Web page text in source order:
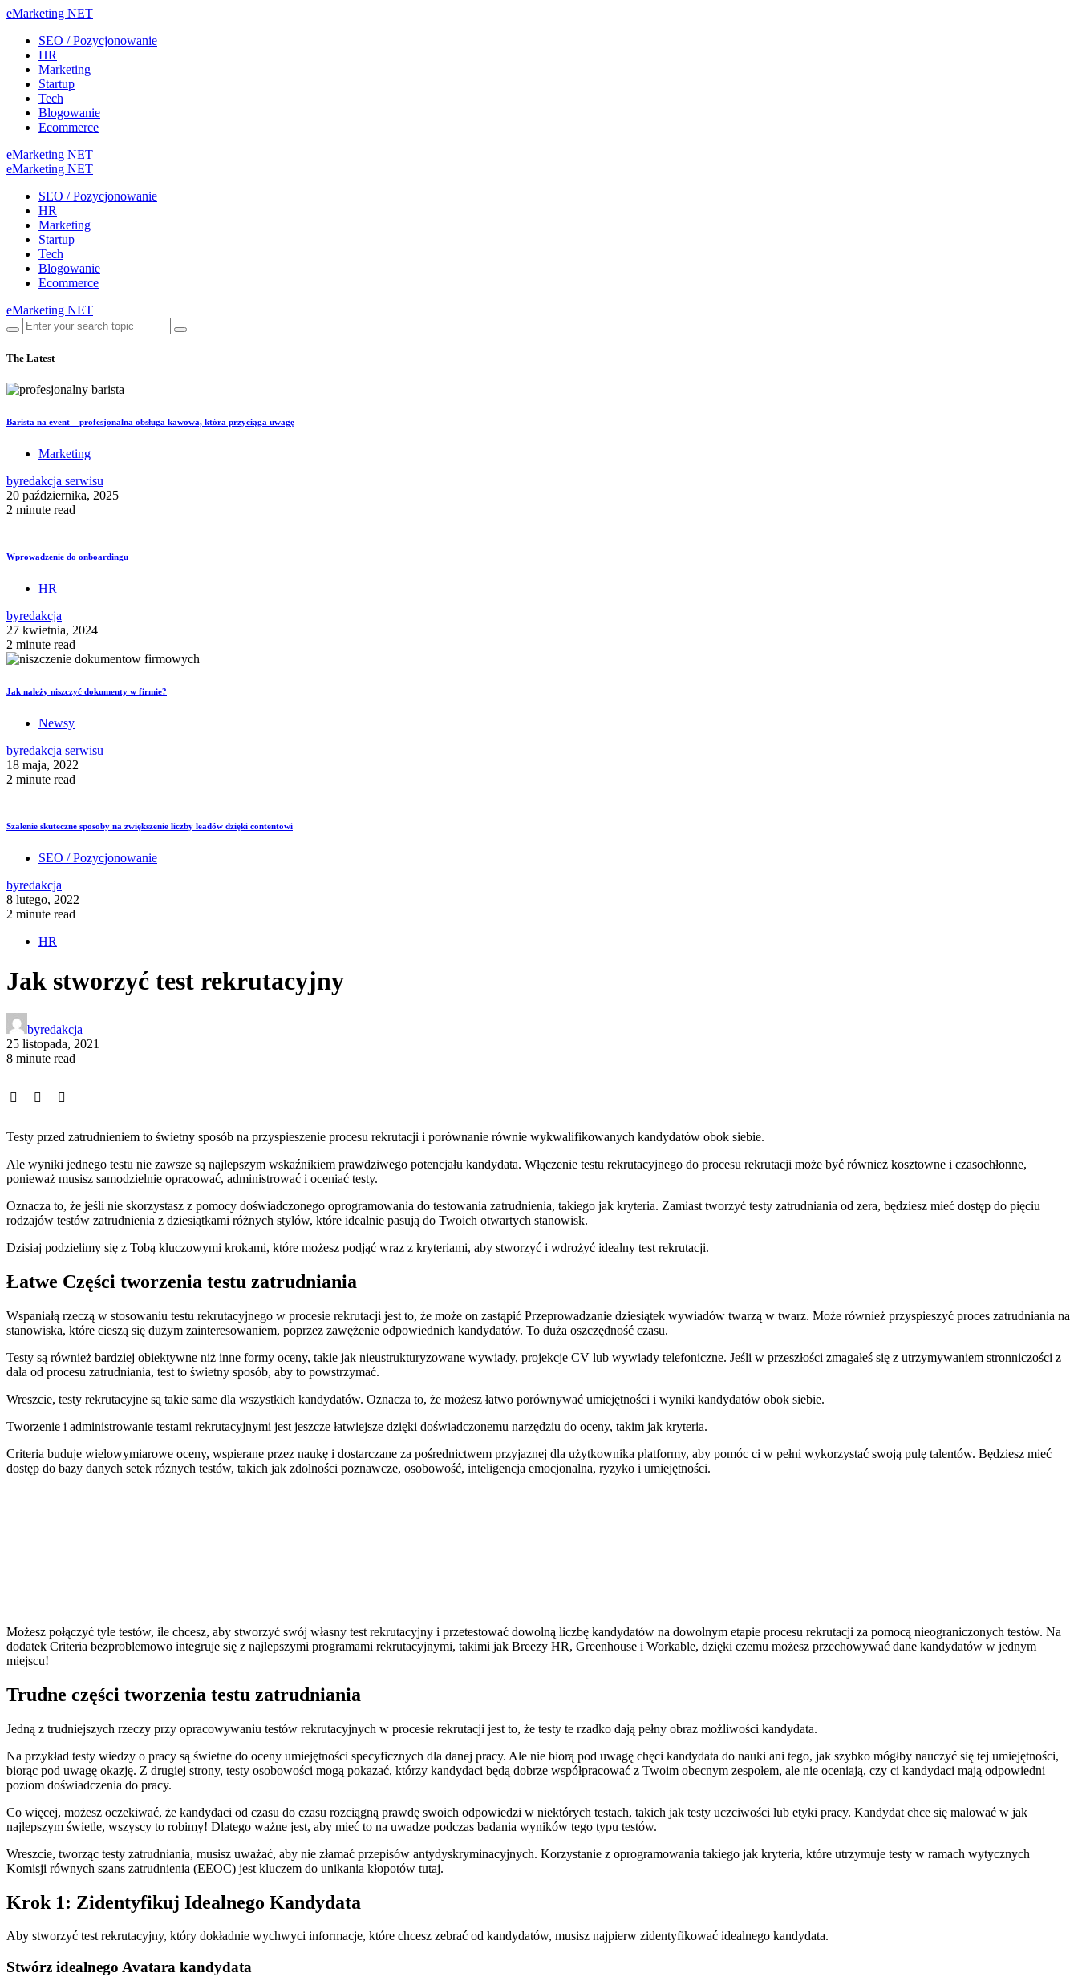
eMarketing NET
SEO / Pozycjonowanie
HR
Marketing
Startup
Tech
Blogowanie
Ecommerce
eMarketing NET
eMarketing NET
SEO / Pozycjonowanie
HR
Marketing
Startup
Tech
Blogowanie
Ecommerce
eMarketing NET
The Latest
Barista na event – profesjonalna obsługa kawowa, która przyciąga uwagę
Marketing
byredakcja serwisu
20 października, 2025
2 minute read
Wprowadzenie do onboardingu
HR
byredakcja
27 kwietnia, 2024
2 minute read
Jak należy niszczyć dokumenty w firmie?
Newsy
byredakcja serwisu
18 maja, 2022
2 minute read
Szalenie skuteczne sposoby na zwiększenie liczby leadów dzięki contentowi
SEO / Pozycjonowanie
byredakcja
8 lutego, 2022
2 minute read
HR
Jak stworzyć test rekrutacyjny
byredakcja
25 listopada, 2021
8 minute read
Testy przed zatrudnieniem to świetny sposób na przyspieszenie procesu rekrutacji i porównanie równie wykwalifikowanych kandydatów obok siebie.
Ale wyniki jednego testu nie zawsze są najlepszym wskaźnikiem prawdziwego potencjału kandydata. Włączenie testu rekrutacyjnego do procesu rekrutacji może być również kosztowne i czasochłonne,
ponieważ musisz samodzielnie opracować, administrować i oceniać testy.
Oznacza to, że jeśli nie skorzystasz z pomocy doświadczonego oprogramowania do testowania zatrudnienia, takiego jak kryteria. Zamiast tworzyć testy zatrudniania od zera, będziesz mieć dostęp do pięciu
rodzajów testów zatrudnienia z dziesiątkami różnych stylów, które idealnie pasują do Twoich otwartych stanowisk.
Dzisiaj podzielimy się z Tobą kluczowymi krokami, które możesz podjąć wraz z kryteriami, aby stworzyć i wdrożyć idealny test rekrutacji.
Łatwe Części tworzenia testu zatrudniania
Wspaniałą rzeczą w stosowaniu testu rekrutacyjnego w procesie rekrutacji jest to, że może on zastąpić Przeprowadzanie dziesiątek wywiadów twarzą w twarz. Może również przyspieszyć proces zatrudniania na
stanowiska, które cieszą się dużym zainteresowaniem, poprzez zawężenie odpowiednich kandydatów. To duża oszczędność czasu.
Testy są również bardziej obiektywne niż inne formy oceny, takie jak nieustrukturyzowane wywiady, projekcje CV lub wywiady telefoniczne. Jeśli w przeszłości zmagałeś się z utrzymywaniem stronniczości z
dala od procesu zatrudniania, test to świetny sposób, aby to powstrzymać.
Wreszcie, testy rekrutacyjne są takie same dla wszystkich kandydatów. Oznacza to, że możesz łatwo porównywać umiejętności i wyniki kandydatów obok siebie.
Tworzenie i administrowanie testami rekrutacyjnymi jest jeszcze łatwiejsze dzięki doświadczonemu narzędziu do oceny, takim jak kryteria.
Criteria buduje wielowymiarowe oceny, wspierane przez naukę i dostarczane za pośrednictwem przyjaznej dla użytkownika platformy, aby pomóc ci w pełni wykorzystać swoją pulę talentów. Będziesz mieć
dostęp do bazy danych setek różnych testów, takich jak zdolności poznawcze, osobowość, inteligencja emocjonalna, ryzyko i umiejętności.
Możesz połączyć tyle testów, ile chcesz, aby stworzyć swój własny test rekrutacyjny i przetestować dowolną liczbę kandydatów na dowolnym etapie procesu rekrutacji za pomocą nieograniczonych testów. Na
dodatek Criteria bezproblemowo integruje się z najlepszymi programami rekrutacyjnymi, takimi jak Breezy HR, Greenhouse i Workable, dzięki czemu możesz przechowywać dane kandydatów w jednym
miejscu!
Trudne części tworzenia testu zatrudniania
Jedną z trudniejszych rzeczy przy opracowywaniu testów rekrutacyjnych w procesie rekrutacji jest to, że testy te rzadko dają pełny obraz możliwości kandydata.
Na przykład testy wiedzy o pracy są świetne do oceny umiejętności specyficznych dla danej pracy. Ale nie biorą pod uwagę chęci kandydata do nauki ani tego, jak szybko mógłby nauczyć się tej umiejętności,
biorąc pod uwagę okazję. Z drugiej strony, testy osobowości mogą pokazać, którzy kandydaci będą dobrze współpracować z Twoim obecnym zespołem, ale nie oceniają, czy ci kandydaci mają odpowiedni
poziom doświadczenia do pracy.
Co więcej, możesz oczekiwać, że kandydaci od czasu do czasu rozciągną prawdę swoich odpowiedzi w niektórych testach, takich jak testy uczciwości lub etyki pracy. Kandydat chce się malować w jak
najlepszym świetle, wszyscy to robimy! Dlatego ważne jest, aby mieć to na uwadze podczas badania wyników tego typu testów.
Wreszcie, tworząc testy zatrudniania, musisz uważać, aby nie złamać przepisów antydyskryminacyjnych. Korzystanie z oprogramowania takiego jak kryteria, które utrzymuje testy w ramach wytycznych
Komisji równych szans zatrudnienia (EEOC) jest kluczem do unikania kłopotów tutaj.
Krok 1: Zidentyfikuj Idealnego Kandydata
Aby stworzyć test rekrutacyjny, który dokładnie wychwyci informacje, które chcesz zebrać od kandydatów, musisz najpierw zidentyfikować idealnego kandydata.
Stwórz idealnego Avatara kandydata